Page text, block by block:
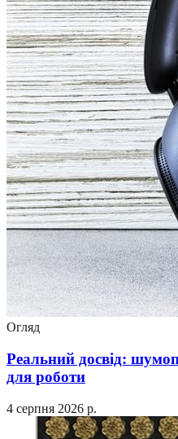
Огляд
Реальний досвід:
для роботи
4 серпня 2026 р.